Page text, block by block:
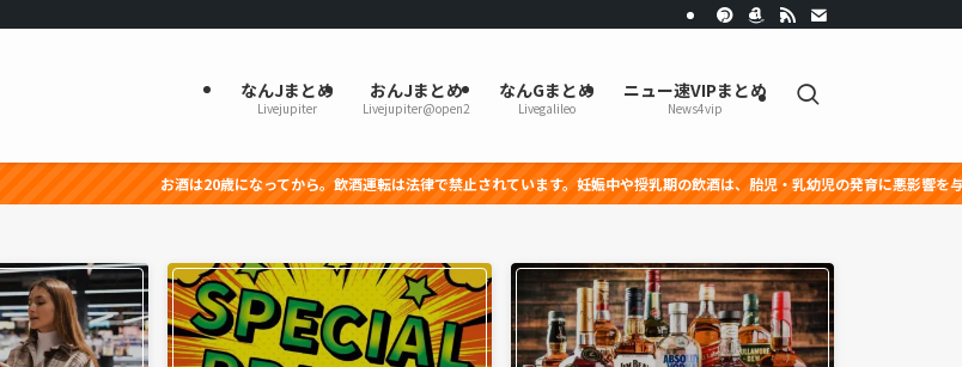
なんJまとめ
Livejupiter
おんJまとめ
Livejupiter@open2
なんGまとめ
Livegalileo
ニュー速VIPまとめ
News4vip
お酒は20歳になってから。飲酒運転は法律で禁止されています。妊娠中や授乳期の飲酒は、胎児・乳幼児の発育に悪影響を与える恐れがあります。